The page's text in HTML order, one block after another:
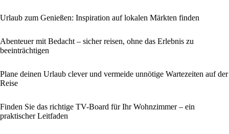
Urlaub zum Genießen: Inspiration auf lokalen Märkten finden
Abenteuer mit Bedacht – sicher reisen, ohne das Erlebnis zu
beeinträchtigen
Plane deinen Urlaub clever und vermeide unnötige Wartezeiten auf der
Reise
Finden Sie das richtige TV-Board für Ihr Wohnzimmer – ein
praktischer Leitfaden